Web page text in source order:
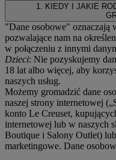
1. KIEDY I JAKIE
"Dane osobowe" oznaczają
pozwalające nam na
w połączeniu z innymi
Dzieci: Nie pozyskujemy
18 lat albo więcej, aby
naszych usług.
Możemy gromadzić dane
naszej strony internetowej
konto Le Creuset,
internetowej lub w naszych
Boutique i Salony Outlet)
marketingowe. Dane